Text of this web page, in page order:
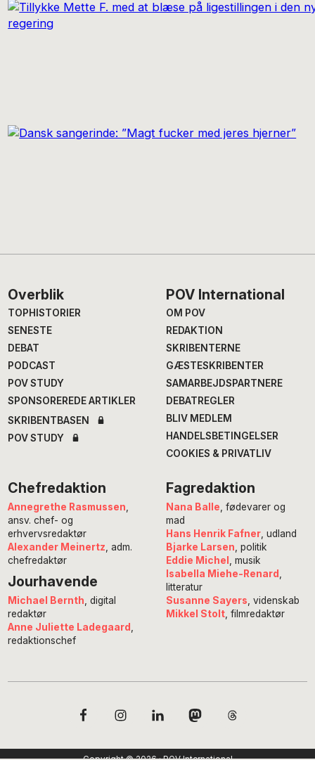
Footer
Overblik
TOPHISTORIER
SENESTE
DEBAT
PODCAST
POV STUDY
SPONSOREREDE ARTIKLER
SKRIBENTBASEN
POV STUDY
POV International
OM POV
REDAKTION
SKRIBENTERNE
GÆSTESKRIBENTER
SAMARBEJDSPARTNERE
DEBATREGLER
BLIV MEDLEM
HANDELSBETINGELSER
COOKIES & PRIVATLIV
Chefredaktion
Annegrethe Rasmussen
ansv. chef- og
erhvervsredaktør
Alexander Meinertz , adm.
chefredaktør
Jourhavende
Michael Bernth, digital
redaktør
Anne Juliette Ladegaard ,
redaktionschef
Fagredaktion
Nana Balle , fødevarer og
mad
Hans Henrik Fafner, udland
Bjarke Larsen , politik
Eddie Michel , musik
Isabella Miehe-Renard
litteratur
Susanne Sayers , videnskab
Mikkel Stolt, filmredaktør